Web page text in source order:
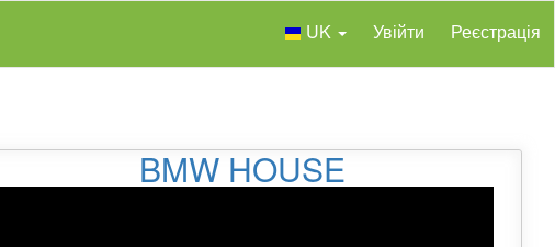
UK Увійти Реєстрація
BMW HOUSE